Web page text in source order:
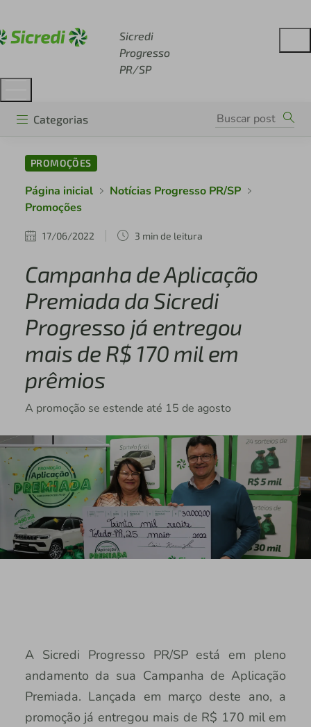
Sicredi
Progresso
PR/SP
Categorias
PROMOÇÕES
Página inicial
Notícias Progresso PR/SP
Promoções
17/06/2022 3 min de leitura
Campanha de Aplicação
Premiada da Sicredi
Progresso já entregou
mais de R$ 170 mil em
prêmios
A promoção se estende até 15 de agosto
A Sicredi Progresso PR/SP está em pleno
andamento da sua Campanha de Aplicação
Premiada. Lançada em março deste ano, a
promoção já entregou mais de R$ 170 mil em